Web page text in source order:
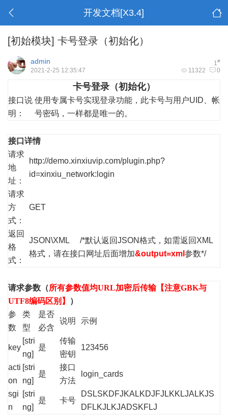
开发文档[X3.4]
[初始模块] 卡号登录（初始化）
1#
admin
11322 0
2021-2-25 12:35:47
卡号登录（初始化）
接口说
明：
使用专属卡号实现登录功能，此卡号与用户UID、帐
号密码，一样都是唯一的。
接口详情
请求
地
址：
http://demo.xinxiuvip.com/plugin.php?
id=xinxiu_network:login
请求
方
式：
GET
返回
格
式：
JSON\XML /*默认返回JSON格式，如需返回XML
格式，请在接口网址后面增加&output=xml 参数*/
请求参数（所有参数值均URL加密后传输【注意GBK与
UTF8编码区别】
）
参
数
类
型
是否
必含
说明 示例
key
[stri
ng]
是
传输
密钥
123456
acti
on
[stri
ng]
是
接口
方法
login_cards
sgi
n
[stri
ng]
是 卡号
DSLSKDFJKALKDJFJLKKLJALKJS
DFLKJLKJADSKFLJ